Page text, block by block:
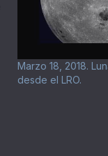
Marzo 18, 2018.
desde el LRO.